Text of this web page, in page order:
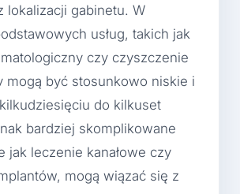
lokalizacji gabinetu. W
usług, takich jak
czy czyszczenie
mogą być stosunkowo niskie i
do kilkuset
bardziej skomplikowane
jak leczenie kanałowe czy
mogą wiązać się z